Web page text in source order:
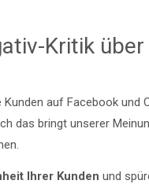
Kritik
auf Facebook und
das bringt unserer
Ihrer Kunden und